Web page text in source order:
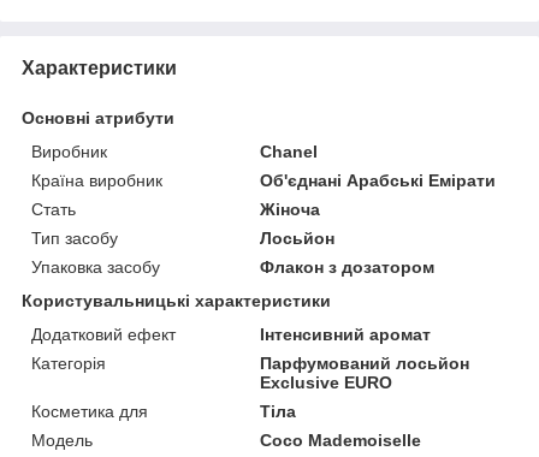
Характеристики
Основні атрибути
Виробник
Chanel
Країна виробник
Об'єднані Арабські Емірати
Стать
Жіноча
Тип засобу
Лосьйон
Упаковка засобу
Флакон з дозатором
Користувальницькі характеристики
Додатковий ефект
Інтенсивний аромат
Категорія
Парфумований лосьйон
Exclusive EURO
Косметика для
Тіла
Мoдель
Coco Mademoiselle